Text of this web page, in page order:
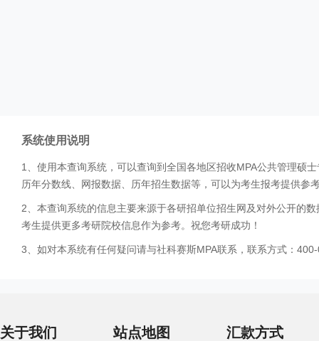
系统使用说明
1、使用本查询系统，可以查询到全国各地区招收MPA公共管理硕
历年分数线、网报数据、历年招生数据等，可以为考生报考提供参
2、本查询系统的信息主要来源于各研招单位招生网及对外公开的
考生提供更多考研院校信息作为参考。祝您考研成功！
3、如对本系统有任何疑问请与社科赛斯MPA联系，联系方式：
关于我们 站点地图 汇款方式